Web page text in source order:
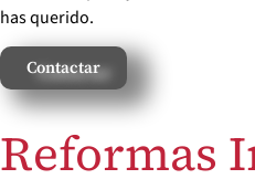
has querido.
Contactar
Reformas